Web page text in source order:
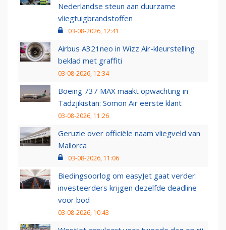
Nederlandse steun aan duurzame
vliegtuigbrandstoffen
03-08-2026, 12:41
Airbus A321neo in Wizz Air-kleurstelling
beklad met graffiti
03-08-2026, 12:34
Boeing 737 MAX maakt opwachting in
Tadzjikistan: Somon Air eerste klant
03-08-2026, 11:26
Geruzie over officiële naam vliegveld van
Mallorca
03-08-2026, 11:06
Biedingsoorlog om easyJet gaat verder:
investeerders krijgen dezelfde deadline
voor bod
03-08-2026, 10:43